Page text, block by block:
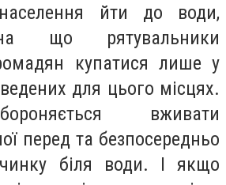
йти до води,
що рятувальники
купатися лише у
для цього місцях.
вживати
перед та безпосередньо
біля води. І якщо